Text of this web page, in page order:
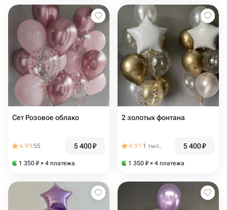
Сет Розовое облако
4.9955 5 400₽
1 350 ₽ × 4 платежа
2 золотых фонтана
4.91 1 тыс. 5 400₽
1 350 ₽ × 4 платежа